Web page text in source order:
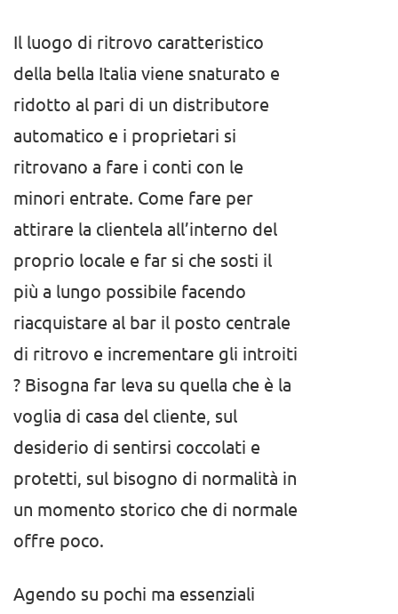
Il luogo di ritrovo caratteristico
della bella Italia viene snaturato e
ridotto al pari di un distributore
automatico e i proprietari si
ritrovano a fare i conti con le
minori entrate. Come fare per
attirare la clientela all’interno del
proprio locale e far si che sosti il
più a lungo possibile facendo
riacquistare al bar il posto centrale
di ritrovo e incrementare gli introiti
? Bisogna far leva su quella che è la
voglia di casa del cliente, sul
desiderio di sentirsi coccolati e
protetti, sul bisogno di normalità in
un momento storico che di normale
offre poco.
Agendo su pochi ma essenziali